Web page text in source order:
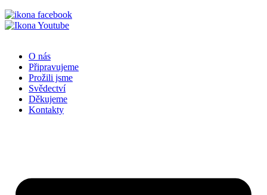
O nás
Připravujeme
Prožili jsme
Svědectví
Děkujeme
Kontakty